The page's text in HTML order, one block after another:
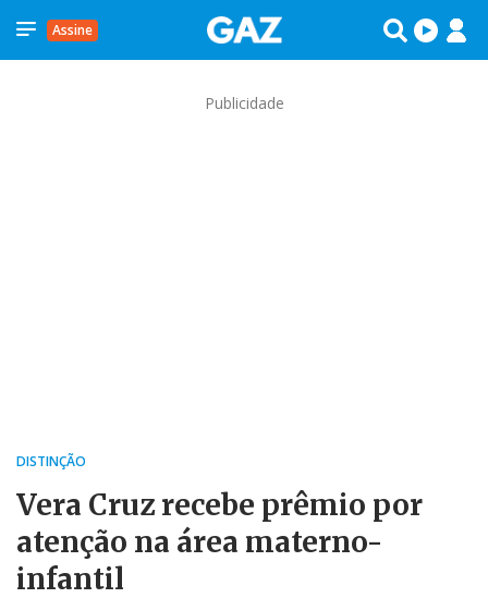
Assine
Publicidade
DISTINÇÃO
Vera Cruz recebe prêmio por
atenção na área materno-
infantil